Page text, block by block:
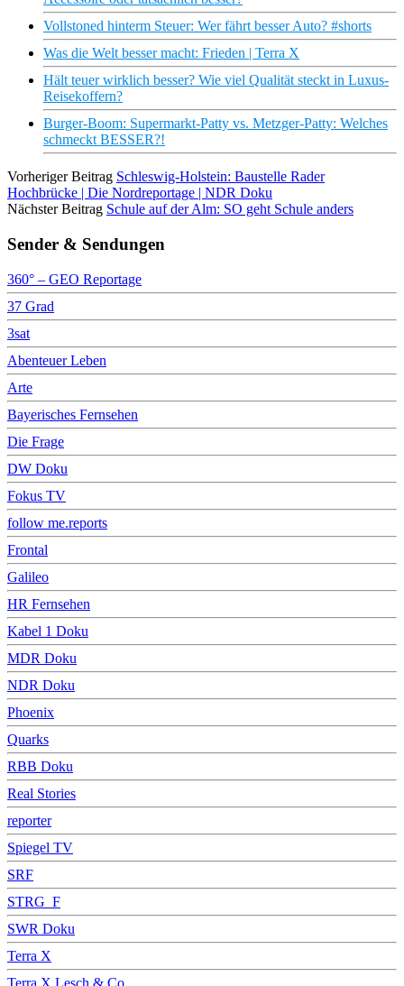
Vollstoned hinterm Steuer: Wer fährt besser Auto? #shorts
Was die Welt besser macht: Frieden | Terra X
Hält teuer wirklich besser? Wie viel Qualität steckt in Luxus-
Reisekoffern?
Burger-Boom: Supermarkt-Patty vs. Metzger-Patty: Welches
schmeckt BESSER?!
Vorheriger Beitrag Schleswig-Holstein: Baustelle Rader
Hochbrücke | Die Nordreportage | NDR Doku
Nächster Beitrag Schule auf der Alm: SO geht Schule anders
Sender & Sendungen
360° – GEO Reportage
37 Grad
3sat
Abenteuer Leben
Arte
Bayerisches Fernsehen
Die Frage
DW Doku
Fokus TV
follow me.reports
Frontal
Galileo
HR Fernsehen
Kabel 1 Doku
MDR Doku
NDR Doku
Phoenix
Quarks
RBB Doku
Real Stories
reporter
Spiegel TV
SRF
STRG_F
SWR Doku
Terra X
Terra X Lesch & Co